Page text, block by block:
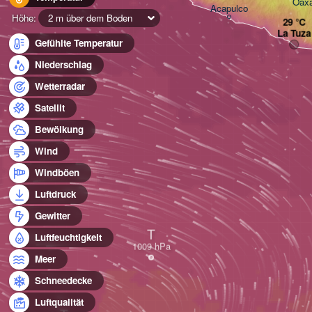
Höhe:
2 m über dem Boden
Gefühlte Temperatur
Niederschlag
Wetterradar
Satellit
Bewölkung
Wind
Windböen
Luftdruck
Gewitter
Luftfeuchtigkeit
Meer
Schneedecke
Luftqualität
Acapulco
La Tuza
T